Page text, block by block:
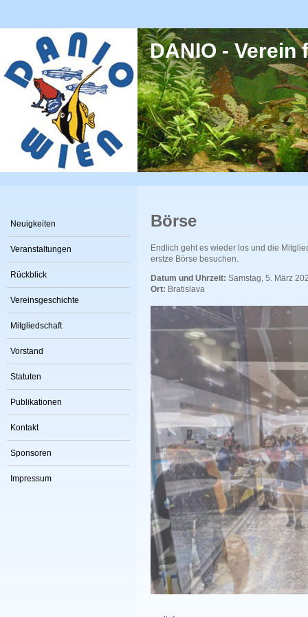
DANIO -
Neuigkeiten
Veranstaltungen
Rückblick
Vereinsgeschichte
Mitgliedschaft
Vorstand
Statuten
Publikationen
Kontakt
Sponsoren
Impressum
Börse
Endlich geht es wieder los und die
erstze Börse besuchen.
Datum und Uhrzeit: Samstag, 5. März
Ort: Bratislava